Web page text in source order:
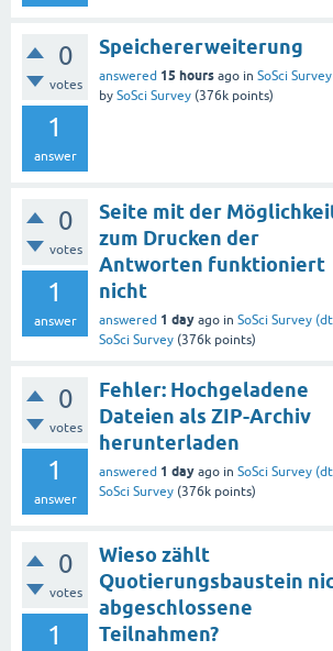
0
votes
1
answer
Speichererweiterung
answered 15 hours ago in SoSci
by SoSci Survey (376k points)
0
votes
1
answer
Seite mit der
zum Drucken der
Antworten funktioniert
nicht
answered 1 day ago in SoSci Survey
SoSci Survey (376k points)
0
votes
1
answer
Fehler: Hochgeladene
Dateien als ZIP-Archiv
herunterladen
answered 1 day ago in SoSci Survey
SoSci Survey (376k points)
0
votes
1
Wieso zählt
Quotierungsbaustein
abgeschlossene
Teilnahmen?